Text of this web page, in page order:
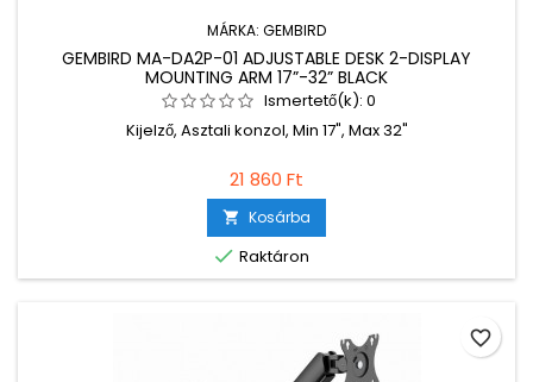
MÁRKA: GEMBIRD
GEMBIRD MA-DA2P-01 ADJUSTABLE DESK 2-DISPLAY
MOUNTING ARM 17”-32” BLACK
Ismertető(k): 0
Kijelző, Asztali konzol, Min 17", Max 32"
21 860 Ft
 Kosárba
 Raktáron
favorite_border